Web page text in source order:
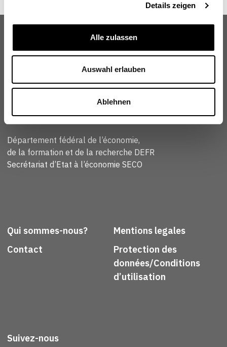
Details zeigen
Alle zulassen
Auswahl erlauben
Ablehnen
Schweizerische Eidgenossenschaft
Département fédéral de l’économie,
de la formation et de la recherche DEFR
Secrétariat d’Etat à l’économie SECO
Qui sommes-nous?
Contact
Mentions legales
Protection des
données/Conditions
d’utilisation
Suivez-nous